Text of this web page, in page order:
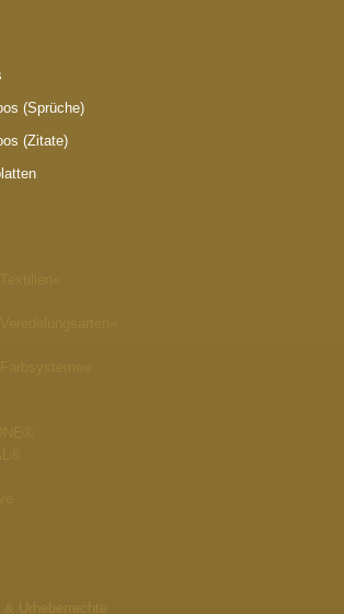
(Sprüche)
(Zitate)